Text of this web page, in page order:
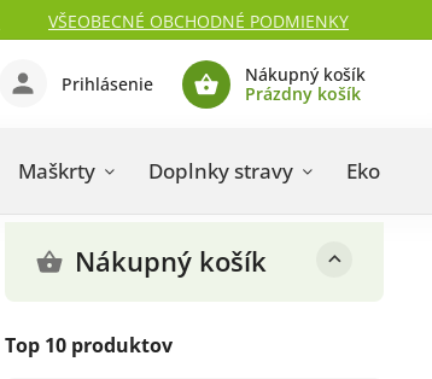
VŠEOBECNÉ OBCHODNÉ PODMIENKY
Nákupný košík
Prázdny košík
Prihlásenie
Maškrty Doplnky stravy Eko
Nákupný košík
Top 10 produktov